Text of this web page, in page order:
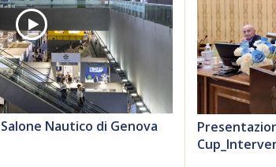
Salone Nautico di Genova